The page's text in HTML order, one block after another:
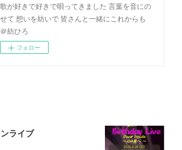
歌が好きで好きで唄ってきました 言葉を音にの
せて 想いを紡いで 皆さんと一緒にこれからも
＠紡ひろ
フォロー
ライブ